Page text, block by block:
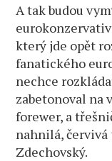
A tak budou
který jde opět
fanatického
nechce
zabetonoval na
forewer, a
nahnilá, červivá
Zdechovský.